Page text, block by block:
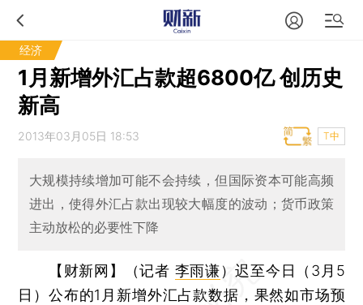
经济
1月新增外汇占款超6800亿 创历史
新高
2013年03月05日 18:53 T中
大规模持续增加可能不会持续，但国际资本可能高频
进出，使得外汇占款出现较大幅度的波动；货币政策
主动放松的必要性下降
【财新网】（记者 李雨谦）迟至今日（3月5
日）公布的1月新增外汇占款数据，果然如市场预